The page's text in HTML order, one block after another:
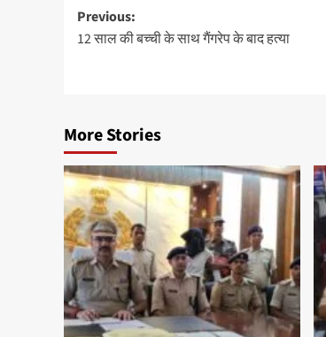
Post
navigation
Previous:
12 साल की बच्ची के साथ गैंगरेप के बाद हत्या
More Stories